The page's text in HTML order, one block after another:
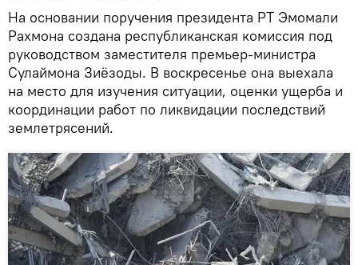
На основании поручения президента РТ Эмомали
Рахмона создана республиканская комиссия под
руководством заместителя премьер-министра
Сулаймона Зиёзоды. В воскресенье она выехала
на место для изучения ситуации, оценки ущерба и
координации работ по ликвидации последствий
землетрясений.